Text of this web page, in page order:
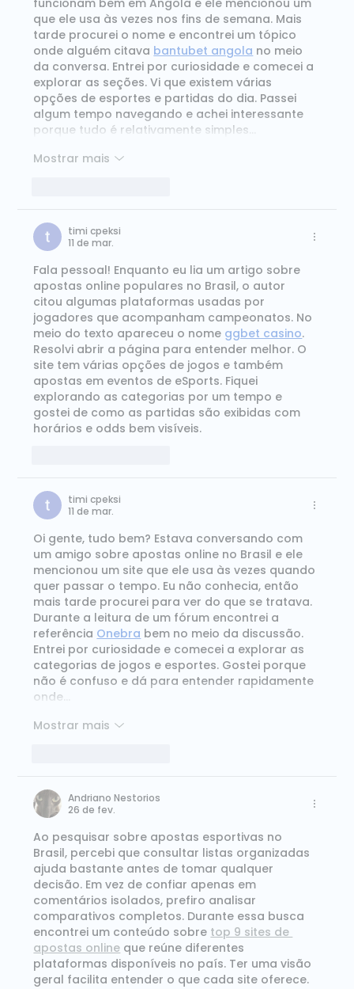
funcionam bem em Angola e ele mencionou um
que ele usa às vezes nos fins de semana. Mais
tarde procurei o nome e encontrei um tópico
onde alguém citava bantubet angola no meio
da conversa. Entrei por curiosidade e comecei a
explorar as seções. Vi que existem várias
opções de esportes e partidas do dia. Passei
algum tempo navegando e achei interessante
porque tudo é relativamente simples…
Mostrar mais
timi cpeksi
11 de mar.
Fala pessoal! Enquanto eu lia um artigo sobre
apostas online populares no Brasil, o autor
citou algumas plataformas usadas por
jogadores que acompanham campeonatos. No
meio do texto apareceu o nome ggbet casino.
Resolvi abrir a página para entender melhor. O
site tem várias opções de jogos e também
apostas em eventos de eSports. Fiquei
explorando as categorias por um tempo e
gostei de como as partidas são exibidas com
horários e odds bem visíveis.
timi cpeksi
11 de mar.
Oi gente, tudo bem? Estava conversando com
um amigo sobre apostas online no Brasil e ele
mencionou um site que ele usa às vezes quando
quer passar o tempo. Eu não conhecia, então
mais tarde procurei para ver do que se tratava.
Durante a leitura de um fórum encontrei a
referência Onebra bem no meio da discussão.
Entrei por curiosidade e comecei a explorar as
categorias de jogos e esportes. Gostei porque
não é confuso e dá para entender rapidamente
onde…
Mostrar mais
Andriano Nestorios
26 de fev.
Ao pesquisar sobre apostas esportivas no
Brasil, percebi que consultar listas organizadas
ajuda bastante antes de tomar qualquer
decisão. Em vez de confiar apenas em
comentários isolados, prefiro analisar
comparativos completos. Durante essa busca
encontrei um conteúdo sobre top 9 sites de
apostas online que reúne diferentes
plataformas disponíveis no país. Ter uma visão
geral facilita entender o que cada site oferece.